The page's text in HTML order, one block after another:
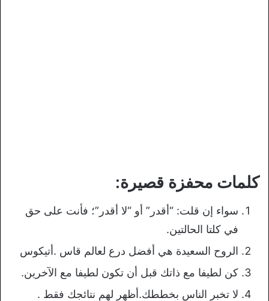
كلمات محفزة قصيرة:
سواء إن قلت: “أقدر” أو “لا أقدر”؛ فأنت على حق
في كلتا الحالتين.
الروح السعيدة هي أفضل درع لعالم قاس .أتيكوس
كن لطيفا مع ذاتك قبل أن تكون لطيفا مع الآخرين.
لا تخبر الناس بخططك.أظهر لهم نتائجك فقط .